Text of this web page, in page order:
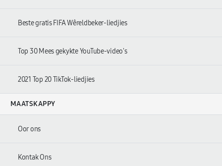
Beste gratis FIFA Wêreldbeker-liedjies
Top 30 Mees gekykte YouTube-video's
2021 Top 20 TikTok-liedjies
MAATSKAPPY
Oor ons
Kontak Ons